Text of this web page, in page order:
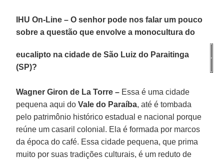
IHU On-Line – O senhor pode nos falar um pouco
sobre a questão que envolve a monocultura do
eucalipto na cidade de São Luiz do Paraitinga
(SP)?
Wagner Giron de La Torre – Essa é uma cidade
pequena aqui doVale do Paraíba, até é tombada
pelo patrimônio histórico estadual e nacional porque
reúne um casaril colonial. Ela é formada por marcos
da época do café. Essa cidade pequena, que prima
muito por suas tradições culturais, é um reduto de